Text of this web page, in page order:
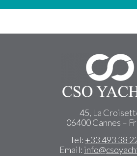
45, La
06400 Cannes –
Tel: +33 493 38
Email: